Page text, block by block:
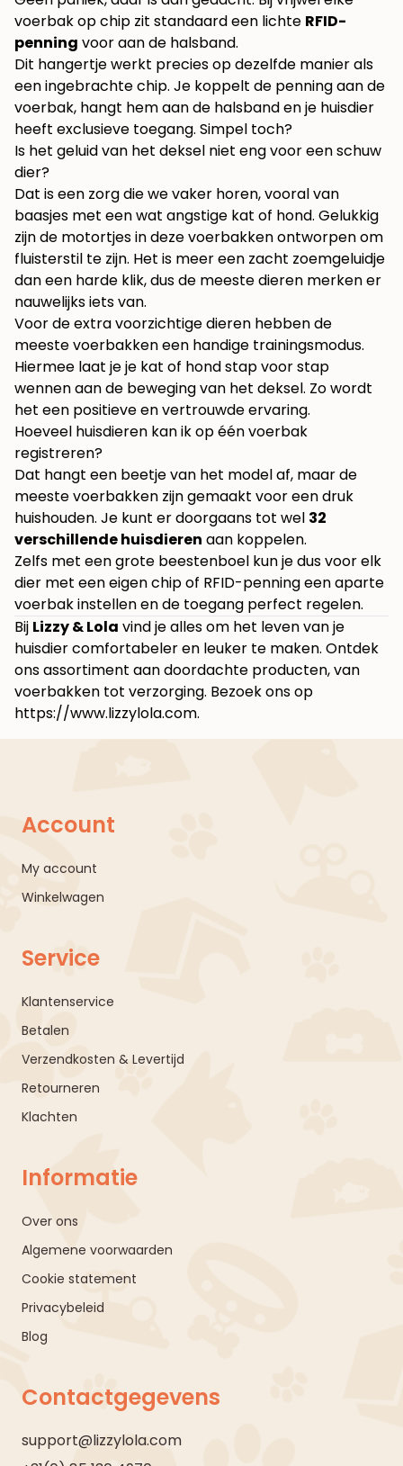
voerbak op chip zit standaard een lichte RFID-
penning voor aan de halsband.
Dit hangertje werkt precies op dezelfde manier als
een ingebrachte chip. Je koppelt de penning aan de
voerbak, hangt hem aan de halsband en je huisdier
heeft exclusieve toegang. Simpel toch?
Is het geluid van het deksel niet eng voor een schuw
dier?
Dat is een zorg die we vaker horen, vooral van
baasjes met een wat angstige kat of hond. Gelukkig
zijn de motortjes in deze voerbakken ontworpen om
fluisterstil te zijn. Het is meer een zacht zoemgeluidje
dan een harde klik, dus de meeste dieren merken er
nauwelijks iets van.
Voor de extra voorzichtige dieren hebben de
meeste voerbakken een handige trainingsmodus.
Hiermee laat je je kat of hond stap voor stap
wennen aan de beweging van het deksel. Zo wordt
het een positieve en vertrouwde ervaring.
Hoeveel huisdieren kan ik op één voerbak
registreren?
Dat hangt een beetje van het model af, maar de
meeste voerbakken zijn gemaakt voor een druk
huishouden. Je kunt er doorgaans tot wel 32
verschillende huisdieren aan koppelen.
Zelfs met een grote beestenboel kun je dus voor elk
dier met een eigen chip of RFID-penning een aparte
voerbak instellen en de toegang perfect regelen.
Bij Lizzy & Lola vind je alles om het leven van je
huisdier comfortabeler en leuker te maken. Ontdek
ons assortiment aan doordachte producten, van
voerbakken tot verzorging. Bezoek ons op
https://www.lizzylola.com.
Account
My account
Winkelwagen
Service
Klantenservice
Betalen
Verzendkosten & Levertijd
Retourneren
Klachten
Informatie
Over ons
Algemene voorwaarden
Cookie statement
Privacybeleid
Blog
Contactgegevens
support@lizzylola.com